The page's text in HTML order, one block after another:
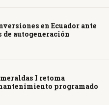
en Ecuador ante
autogeneración
I retoma
programado